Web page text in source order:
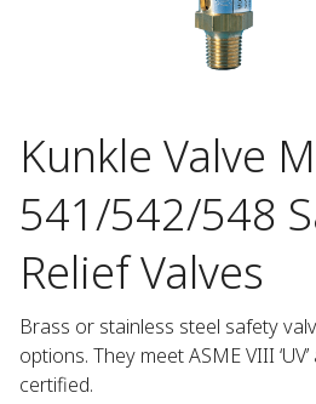
Kunkle Valve
541/542/548
Relief Valves
Brass or stainless steel safety
options. They meet ASME VIII
certified.